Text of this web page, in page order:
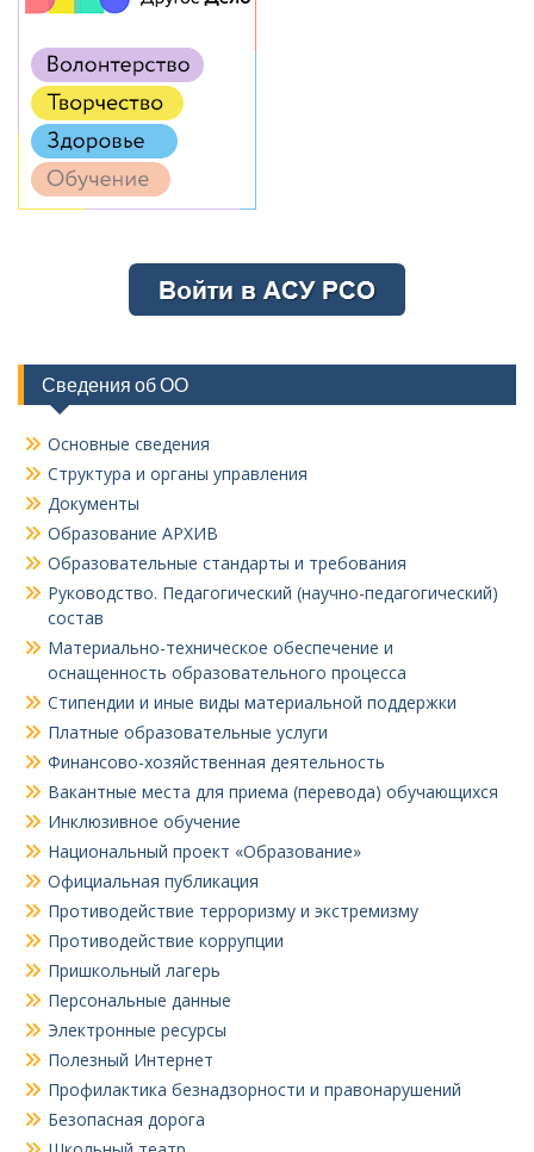
Сведения об ОО
Основные сведения
Структура и органы управления
Документы
Образование АРХИВ
Образовательные стандарты и требования
Руководство. Педагогический (научно-педагогический)
состав
Материально-техническое обеспечение и
оснащенность образовательного процесса
Стипендии и иные виды материальной поддержки
Платные образовательные услуги
Финансово-хозяйственная деятельность
Вакантные места для приема (перевода) обучающихся
Инклюзивное обучение
Национальный проект «Образование»
Официальная публикация
Противодействие терроризму и экстремизму
Противодействие коррупции
Пришкольный лагерь
Персональные данные
Электронные ресурсы
Полезный Интернет
Профилактика безнадзорности и правонарушений
Безопасная дорога